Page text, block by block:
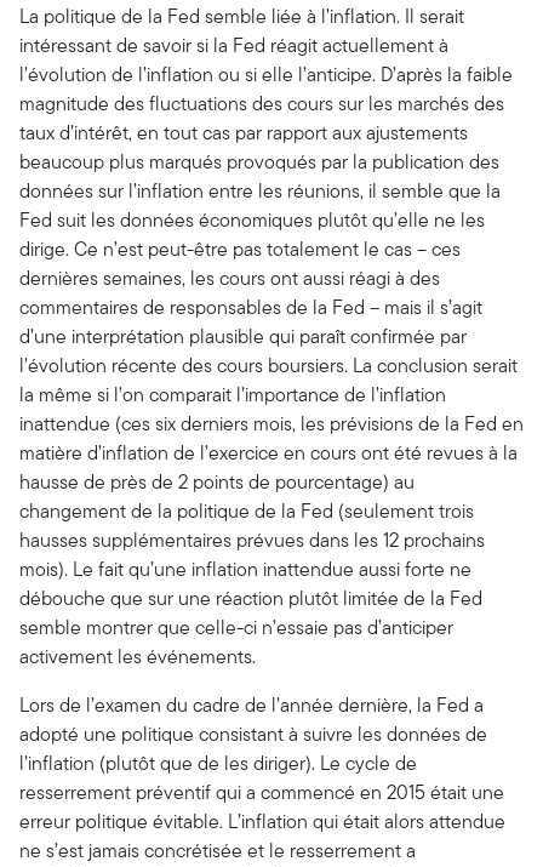
La politique de la Fed semble liée à l’inflation. Il serait
intéressant de savoir si la Fed réagit actuellement à
l’évolution de l’inflation ou si elle l’anticipe. D’après la faible
magnitude des fluctuations des cours sur les marchés des
taux d’intérêt, en tout cas par rapport aux ajustements
beaucoup plus marqués provoqués par la publication des
données sur l’inflation entre les réunions, il semble que la
Fed suit les données économiques plutôt qu’elle ne les
dirige. Ce n’est peut-être pas totalement le cas – ces
dernières semaines, les cours ont aussi réagi à des
commentaires de responsables de la Fed – mais il s’agit
d’une interprétation plausible qui paraît confirmée par
l’évolution récente des cours boursiers. La conclusion serait
la même si l’on comparait l’importance de l’inflation
inattendue (ces six derniers mois, les prévisions de la Fed en
matière d’inflation de l’exercice en cours ont été revues à la
hausse de près de 2 points de pourcentage) au
changement de la politique de la Fed (seulement trois
hausses supplémentaires prévues dans les 12 prochains
mois). Le fait qu’une inflation inattendue aussi forte ne
débouche que sur une réaction plutôt limitée de la Fed
semble montrer que celle-ci n’essaie pas d’anticiper
activement les événements.
Lors de l’examen du cadre de l’année dernière, la Fed a
adopté une politique consistant à suivre les données de
l’inflation (plutôt que de les diriger). Le cycle de
resserrement préventif qui a commencé en 2015 était une
erreur politique évitable. L’inflation qui était alors attendue
ne s’est jamais concrétisée et le resserrement a